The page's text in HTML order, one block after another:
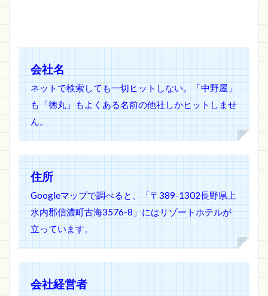
会社名
ネットで検索しても一切ヒットしない。「中野屋」
も「徳丸」もよくある名前の他社しかヒットしませ
ん。
住所
Googleマップで調べると、「〒389-1302長野県上
水内郡信濃町古海3576-8」にはリゾートホテルが
立っています。
会社経営者